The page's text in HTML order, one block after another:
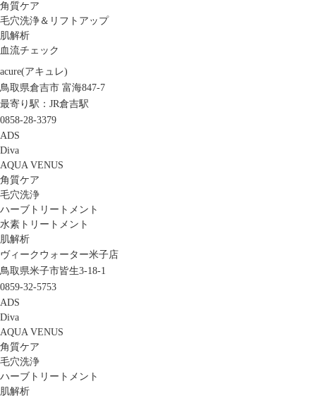
角質ケア
毛穴洗浄＆リフトアップ
肌解析
血流チェック
acure(アキュレ)
鳥取県倉吉市 富海847-7
最寄り駅：JR倉吉駅
0858-28-3379
ADS
Diva
AQUA VENUS
角質ケア
毛穴洗浄
ハーブトリートメント
水素トリートメント
肌解析
ヴィークウォーター米子店
鳥取県米子市皆生3-18-1
0859-32-5753
ADS
Diva
AQUA VENUS
角質ケア
毛穴洗浄
ハーブトリートメント
肌解析